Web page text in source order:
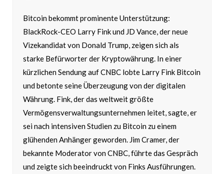
Bitcoin bekommt prominente Unterstützung:
BlackRock-CEO Larry Fink und JD Vance, der neue
Vizekandidat von Donald Trump, zeigen sich als
starke Befürworter der Kryptowährung. In einer
kürzlichen Sendung auf CNBC lobte Larry Fink Bitcoin
und betonte seine Überzeugung von der digitalen
Währung. Fink, der das weltweit größte
Vermögensverwaltungsunternehmen leitet, sagte, er
sei nach intensiven Studien zu Bitcoin zu einem
glühenden Anhänger geworden. Jim Cramer, der
bekannte Moderator von CNBC, führte das Gespräch
und zeigte sich beeindruckt von Finks Ausführungen.